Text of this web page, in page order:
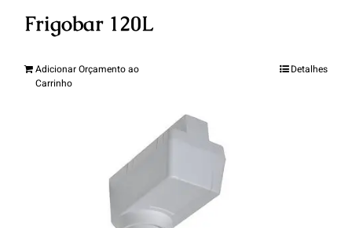
Frigobar 120L
Adicionar Orçamento ao
Carrinho
Detalhes